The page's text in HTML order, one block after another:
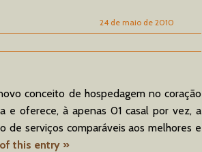
24 de maio de 2010
conceito de hospedagem no coração
e oferece, à apenas 01 casal por vez, a
de serviços comparáveis aos melhores e
this entry »